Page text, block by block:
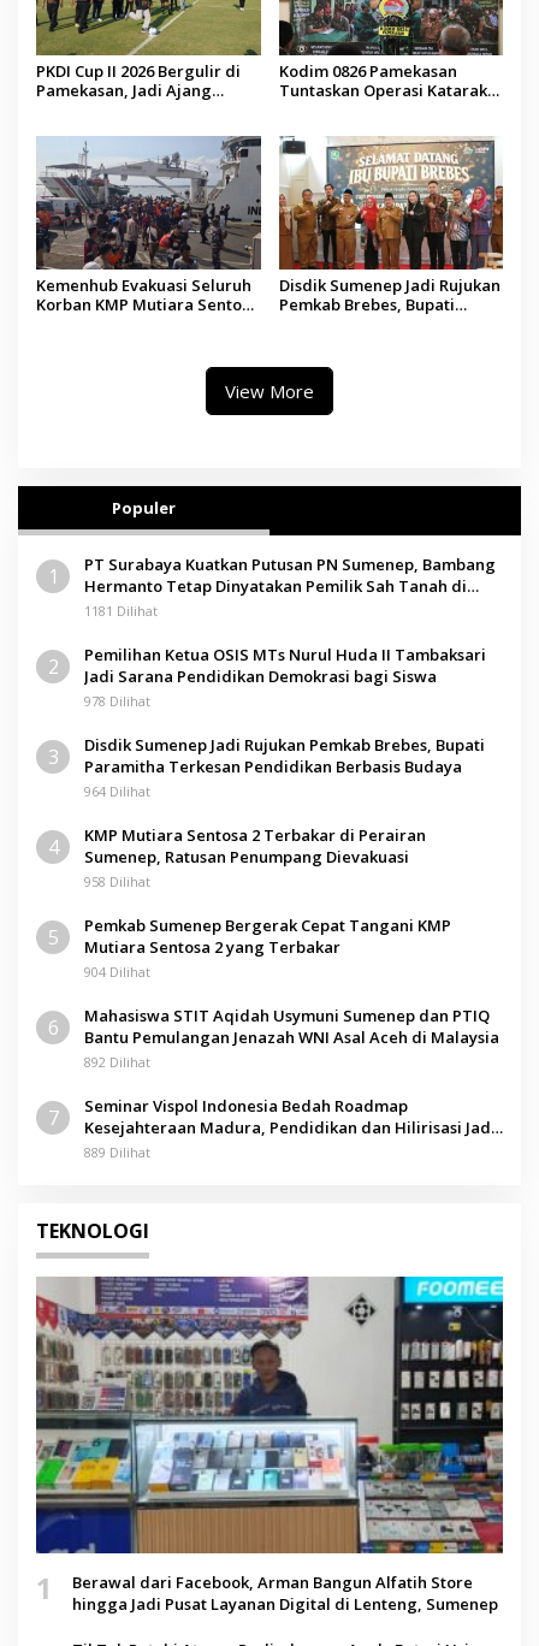
PKDI Cup II 2026 Bergulir di
Pamekasan, Jadi Ajang
Kodim 0826 Pamekasan
Tuntaskan Operasi Katarak
Kemenhub Evakuasi Seluruh
Korban KMP Mutiara Sentosa
Disdik Sumenep Jadi Rujukan
Pemkab Brebes, Bupati
View More
Populer
1
PT Surabaya Kuatkan Putusan PN Sumenep, Bambang
Hermanto Tetap Dinyatakan Pemilik Sah Tanah di
Pamolokan
1181 Dilihat
2
Pemilihan Ketua OSIS MTs Nurul Huda II Tambaksari
Jadi Sarana Pendidikan Demokrasi bagi Siswa
978 Dilihat
3
Disdik Sumenep Jadi Rujukan Pemkab Brebes, Bupati
Paramitha Terkesan Pendidikan Berbasis Budaya
964 Dilihat
4
KMP Mutiara Sentosa 2 Terbakar di Perairan
Sumenep, Ratusan Penumpang Dievakuasi
958 Dilihat
5
Pemkab Sumenep Bergerak Cepat Tangani KMP
Mutiara Sentosa 2 yang Terbakar
904 Dilihat
6
Mahasiswa STIT Aqidah Usymuni Sumenep dan PTIQ
Bantu Pemulangan Jenazah WNI Asal Aceh di Malaysia
892 Dilihat
7
Seminar Vispol Indonesia Bedah Roadmap
Kesejahteraan Madura, Pendidikan dan Hilirisasi Jadi
Kunci
889 Dilihat
TEKNOLOGI
1
Berawal dari Facebook, Arman Bangun Alfatih Store
hingga Jadi Pusat Layanan Digital di Lenteng, Sumenep